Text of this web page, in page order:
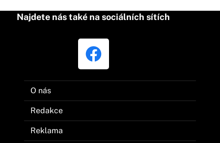
Najdete nás také na sociálních sítích
O nás
Redakce
Reklama